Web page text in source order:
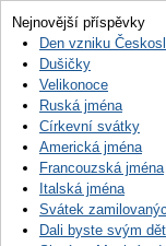
Nejnovější příspěvky
Den vzniku
Dušičky
Velikonoce
Ruská jména
Církevní svátky
Americká jména
Francouzská jména
Italská jména
Svátek
Dali byste svým